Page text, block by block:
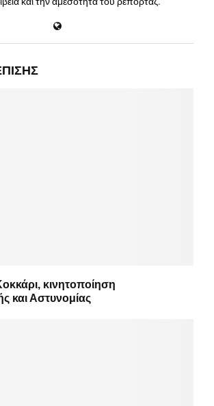
κινητοποίηση
και Αστυνομίας